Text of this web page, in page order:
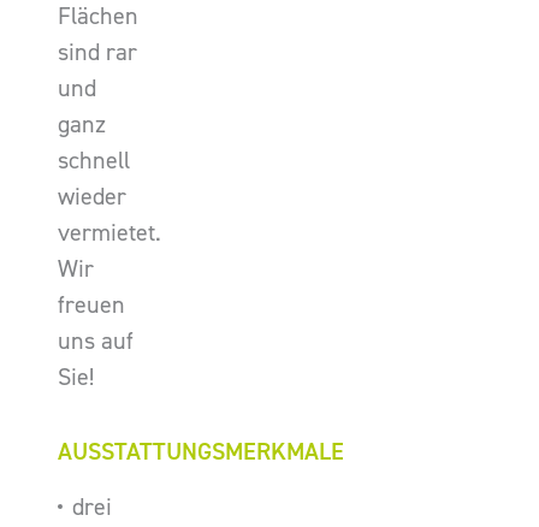
Flächen
sind rar
und
ganz
schnell
wieder
vermietet.
Wir
freuen
uns auf
Sie!
AUSSTATTUNGSMERKMALE
drei